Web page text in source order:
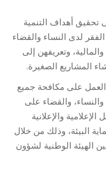
تحقيق أهداف التنمية
لدى النساء والقضاء
وتعريفهن إلى
المشاريع الصغيرة.
على مكافحة جميع
والقضاء على
والإعلانية
البيئة، وذلك من خلال
الهيئة الوطنية لشؤون